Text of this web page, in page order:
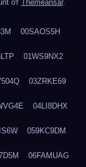
от Themeansar.
00SAOS5H
01WS9NX2
03ZRKE69
04LI8DHX
059KC9DM
06FAMUAG